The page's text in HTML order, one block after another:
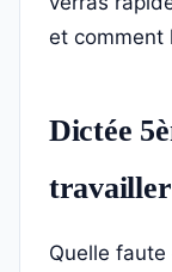
et comment
Dictée
Quelle